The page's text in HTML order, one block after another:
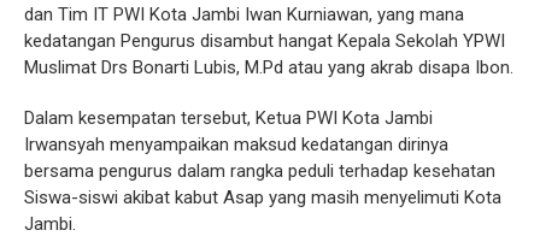
dan Tim IT PWI Kota Jambi Iwan Kurniawan, yang mana
kedatangan Pengurus disambut hangat Kepala Sekolah YPWI
Muslimat Drs Bonarti Lubis, M.Pd atau yang akrab disapa Ibon.
Dalam kesempatan tersebut, Ketua PWI Kota Jambi
Irwansyah menyampaikan maksud kedatangan dirinya
bersama pengurus dalam rangka peduli terhadap kesehatan
Siswa-siswi akibat kabut Asap yang masih menyelimuti Kota
Jambi.